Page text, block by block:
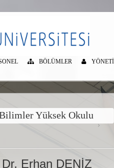
BÖLÜMLER
Yüksek Okulu